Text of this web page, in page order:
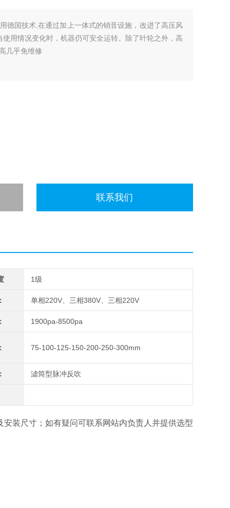
德国技术,在通过加上一体式的销音设施，改进了高压风
用情况变化时，机器仍可安全运转。除了叶轮之外，高
几乎免维修
联系我们
1级
单相220V、三相380V、三相220V
1900pa-8500pa
75-100-125-150-200-250-300mm
滤筒型脉冲反吹
安装尺寸；如有疑问可联系网站内负责人并提供选型